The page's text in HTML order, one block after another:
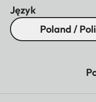
Język
Poland /